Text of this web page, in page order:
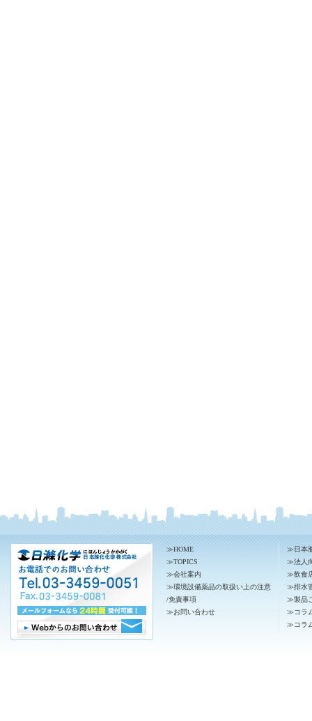
≫HOME
≫TOPICS
≫会社案内
≫環境設備薬品の取扱い上の注意
/免責事項
≫お問い合わせ
≫日本
≫法人
≫飲食
≫排水
≫製品
≫コラ
≫コラ